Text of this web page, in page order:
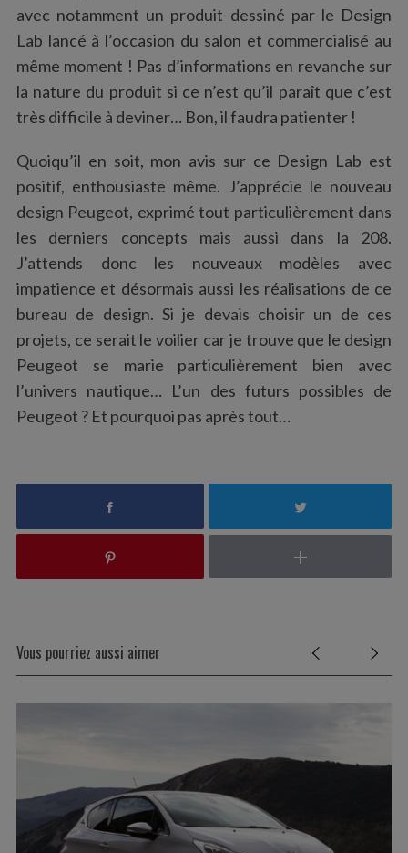
avec notamment un produit dessiné par le Design
Lab lancé à l’occasion du salon et commercialisé au
même moment ! Pas d’informations en revanche sur
la nature du produit si ce n’est qu’il paraît que c’est
très difficile à deviner… Bon, il faudra patienter !
Quoiqu’il en soit, mon avis sur ce Design Lab est
positif, enthousiaste même. J’apprécie le nouveau
design Peugeot, exprimé tout particulièrement dans
les derniers concepts mais aussi dans la 208.
J’attends donc les nouveaux modèles avec
impatience et désormais aussi les réalisations de ce
bureau de design. Si je devais choisir un de ces
projets, ce serait le voilier car je trouve que le design
Peugeot se marie particulièrement bien avec
l’univers nautique… L’un des futurs possibles de
Peugeot ? Et pourquoi pas après tout…
Vous pourriez aussi aimer